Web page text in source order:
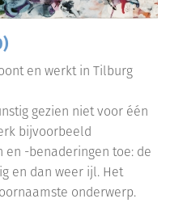
en werkt in Tilburg
gezien niet voor één
bijvoorbeeld
-benaderingen toe: de
en dan weer ijl. Het
onderwerp.